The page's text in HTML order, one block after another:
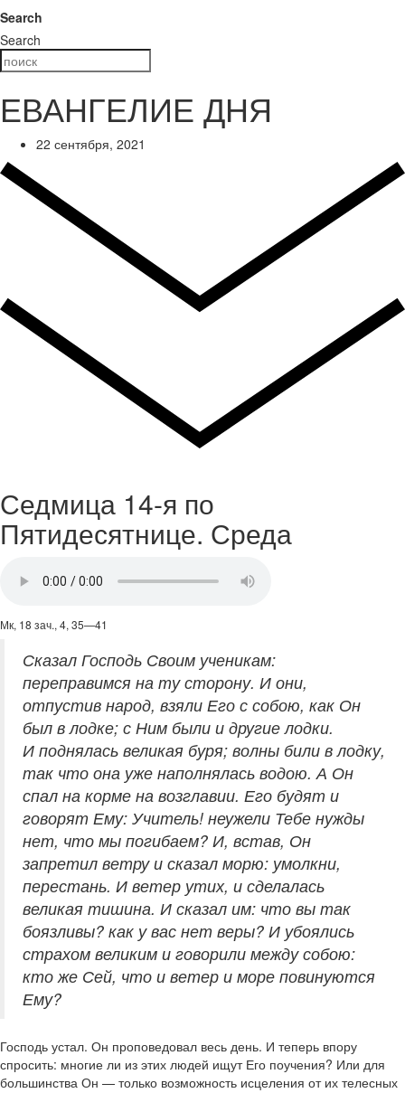
Search
Search
ЕВАНГЕЛИЕ ДНЯ
22 сентября, 2021
Седмица 14-я по
Пятидесятнице. Среда
Мк, 18 зач., 4, 35—41
Сказал Господь Своим ученикам:
переправимся на ту сторону. И они,
отпустив народ, взяли Его с собою, как Он
был в лодке; с Ним были и другие лодки.
И поднялась великая буря; волны били в лодку,
так что она уже наполнялась водою. А Он
спал на корме на возглавии. Его будят и
говорят Ему: Учитель! неужели Тебе нужды
нет, что мы погибаем? И, встав, Он
запретил ветру и сказал морю: умолкни,
перестань. И ветер утих, и сделалась
великая тишина. И сказал им: что вы так
боязливы? как у вас нет веры? И убоялись
страхом великим и говорили между собою:
кто же Сей, что и ветер и море повинуются
Ему?
Господь устал. Он проповедовал весь день. И теперь впору
спросить: многие ли из этих людей ищут Его поучения? Или для
большинства Он — только возможность исцеления от их телесных